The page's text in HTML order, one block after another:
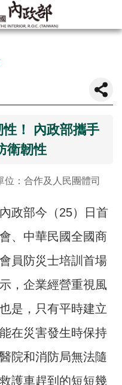
！ 內政部攜手
衛韌性
位：合作及人民團體司
政部今（25）日首
、中華民國全國商
員防災士培訓首場
，企業經營重視風
是，只有平時建立
在災害發生時保持
院和消防局無法隨
護車趕到的短短幾